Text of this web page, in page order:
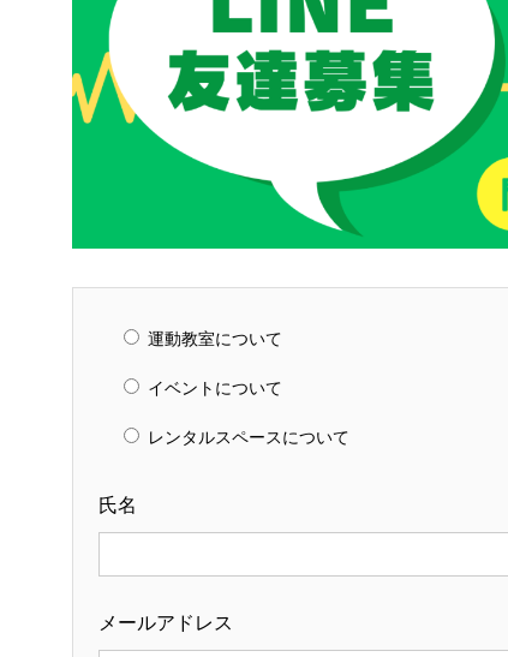
運動教室について
イベントについて
レンタルスペースについて
氏名
メールアドレス